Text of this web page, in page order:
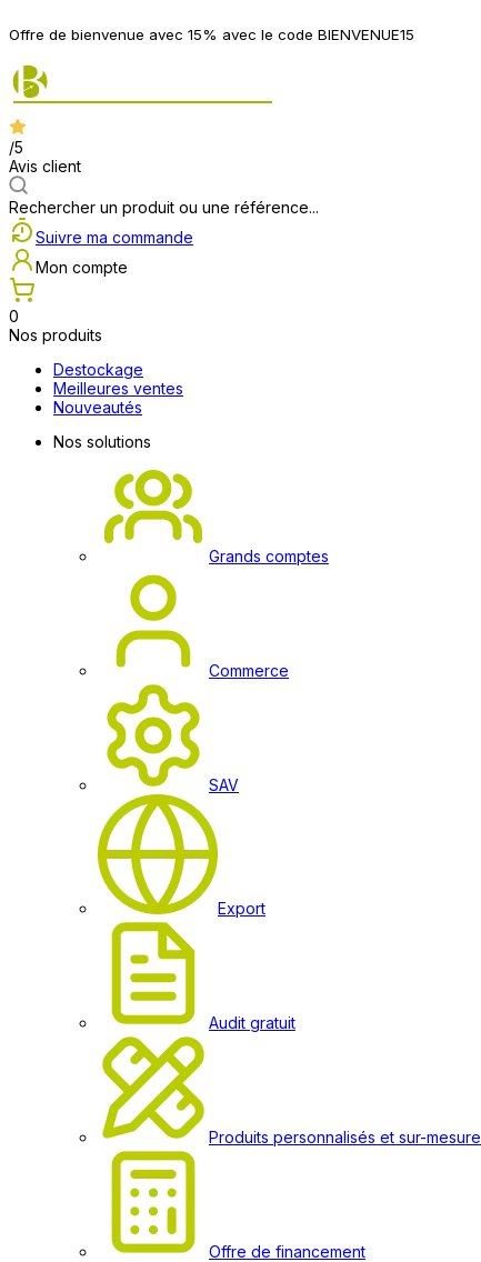
Offre de bienvenue avec 15% avec le code BIENVENUE15
/5
Avis client
Rechercher un produit ou une référence...
Suivre ma commande
Mon compte
0
Nos produits
Destockage
Meilleures ventes
Nouveautés
Nos solutions
Grands comptes
Commerce
SAV
Export
Audit gratuit
Produits personnalisés et sur-mesure
Offre de financement